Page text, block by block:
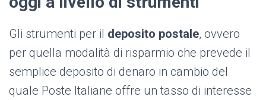
Gli strumenti per il deposito postale, ovvero
per quella modalità di risparmio che prevede il
semplice deposito di denaro in cambio del
quale Poste Italiane offre un tasso di interesse